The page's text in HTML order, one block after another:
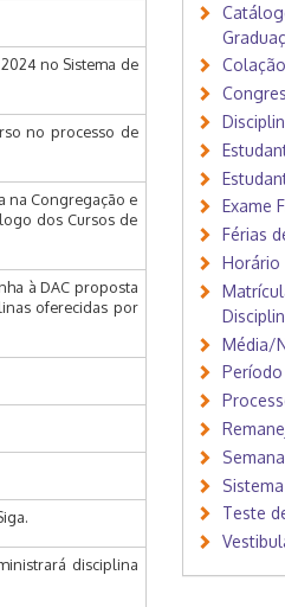
no Sistema de
no processo de
na Congregação e
dos Cursos de
à DAC proposta
oferecidas por
disciplina
Exame
Férias
Horário
Média/
Teste